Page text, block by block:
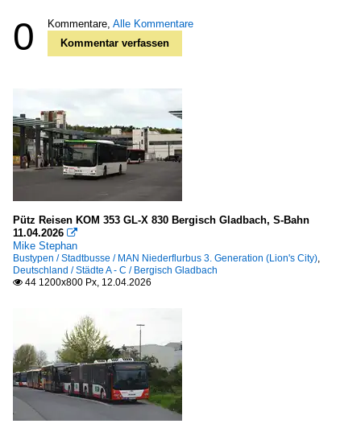
0 Kommentare, Alle Kommentare
Kommentar verfassen
Pütz Reisen KOM 353 GL-X 830 Bergisch Gladbach, S-Bahn
11.04.2026 
Mike Stephan
Bustypen / Stadtbusse / MAN Niederflurbus 3. Generation (Lion's City),
Deutschland / Städte A - C / Bergisch Gladbach
 44 1200x800 Px, 12.04.2026